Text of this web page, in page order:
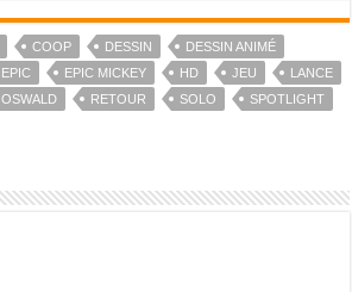
COOP DESSIN
DESSIN ANIMÉ
EPIC EPIC MICKEY HD JEU
LANCE
OSWALD RETOUR SOLO
SPOTLIGHT